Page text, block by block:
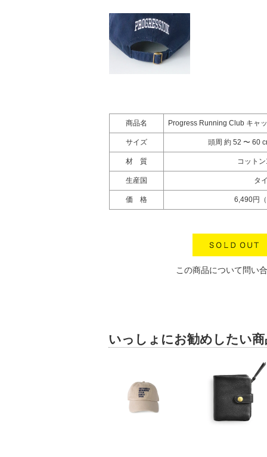
商品名 Progress Running Club キャ
サイズ 頭周 約 52 〜 60
材 質 コット
生産国 タ
価 格 6,490円
この商品について問い
いっしょにお勧めしたい商